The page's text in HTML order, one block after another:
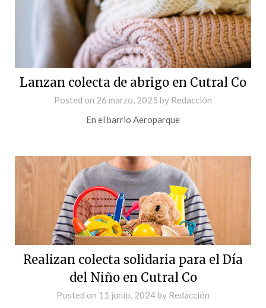
Lanzan colecta de abrigo en Cutral Co
Posted on 26 marzo, 2025 by Redacción
En el barrio Aeroparque
Realizan colecta solidaria para el Día
del Niño en Cutral Co
Posted on 11 junio, 2024by Redacción